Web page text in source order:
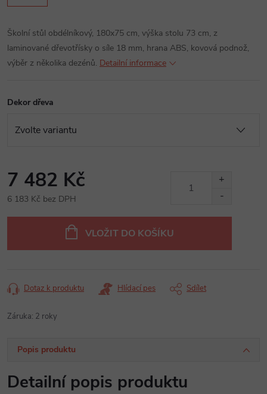
Školní stůl obdélníkový, 180x75 cm, výška stolu 73 cm, z
laminované dřevotřísky o síle 18 mm, hrana ABS, kovová podnož,
výběr z několika dezénů. Detailní informace
Dekor dřeva
7 482 Kč
6 183 Kč bez DPH
VLOŽIT DO KOŠÍKU
Dotaz k produktu Hlídací pes Sdílet
Záruka: 2 roky
Popis produktu
Detailní popis produktu